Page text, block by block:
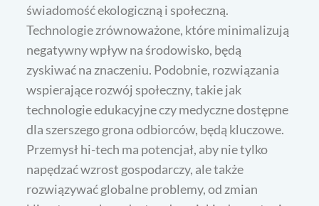
świadomość ekologiczną i społeczną.
Technologie zrównoważone, które minimalizują
negatywny wpływ na środowisko, będą
zyskiwać na znaczeniu. Podobnie, rozwiązania
wspierające rozwój społeczny, takie jak
technologie edukacyjne czy medyczne dostępne
dla szerszego grona odbiorców, będą kluczowe.
Przemysł hi-tech ma potencjał, aby nie tylko
napędzać wzrost gospodarczy, ale także
rozwiązywać globalne problemy, od zmian